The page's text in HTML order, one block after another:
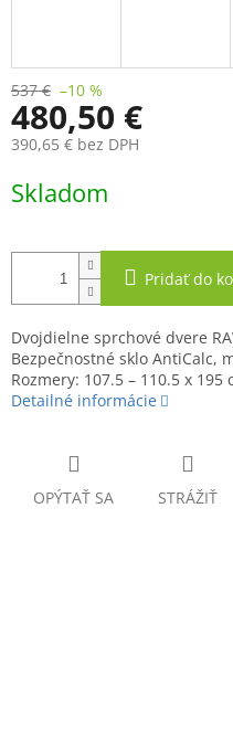
537 € –10 %
480,50 €
390,65 € bez DPH
cena:
Skladom
Pridať do
Dvojdielne sprchové dvere
Bezpečnostné sklo AntiCalc,
Rozmery: 107.5 – 110.5 x 195
Detailné informácie
OPÝTAŤ SA STRÁŽIŤ